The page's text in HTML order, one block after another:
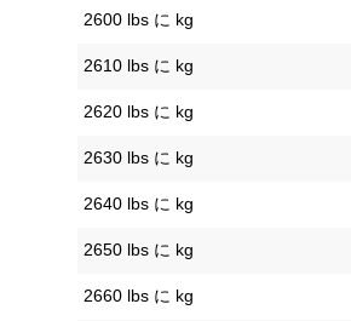
2600 lbs に kg
2610 lbs に kg
2620 lbs に kg
2630 lbs に kg
2640 lbs に kg
2650 lbs に kg
2660 lbs に kg